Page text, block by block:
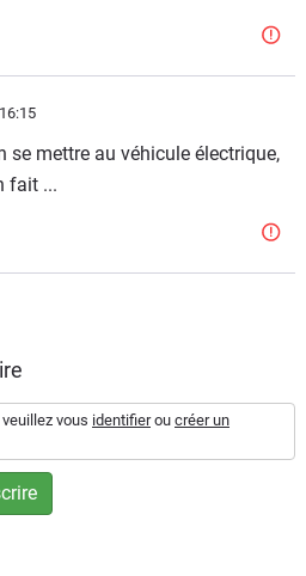
se mettre au véhicule électrique,
fait ...
vous identifierou créer un